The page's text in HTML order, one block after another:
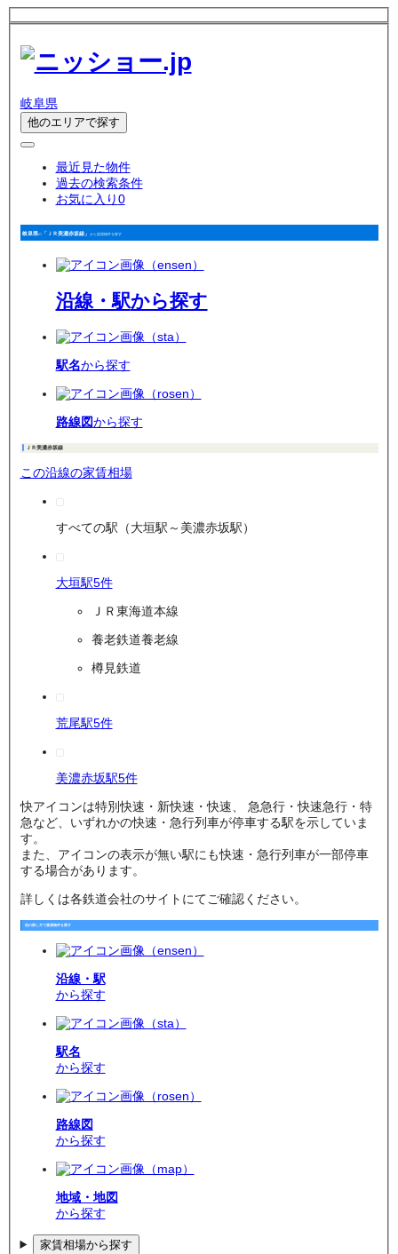
岐阜県
他のエリアで探す
最近見た物件
過去の検索条件
お気に入り0
岐阜県の 「ＪＲ美濃赤坂線」から賃貸物件を探す
沿線・駅から探す
駅名から探す
路線図から探す
ＪＲ美濃赤坂線
この沿線の家賃相場
すべての駅（大垣駅～美濃赤坂駅）
大垣駅5件
ＪＲ東海道本線
養老鉄道養老線
樽見鉄道
荒尾駅5件
美濃赤坂駅5件
快アイコンは特別快速・新快速・快速、 急急行・快速急行・特
急など、いずれかの快速・急行列車が停車する駅を示していま
す。
また、アイコンの表示が無い駅にも快速・急行列車が一部停車
する場合があります。
詳しくは各鉄道会社のサイトにてご確認ください。
他の探し方で賃貸物件を探す
沿線・駅
から探す
駅名
から探す
路線図
から探す
地域・地図
から探す
家賃相場から探す